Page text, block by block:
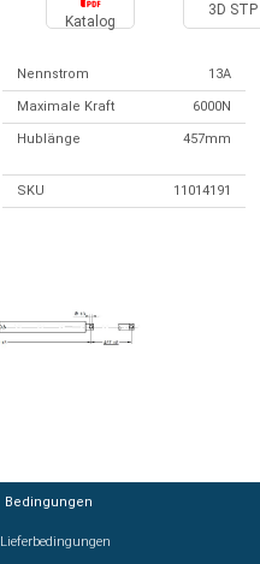
Katalog
3D STP
Nennstrom 13A
Maximale Kraft 6000N
Hublänge 457mm
SKU 11014191
Bedingungen
Lieferbedingungen
Bedingungen
Lieferbedingungen